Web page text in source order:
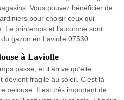
Vous pouvez bénéficier de
pour choisir ceux qui
Le printemps et l’automne sont
gazon en Laviolle 07530.
à Laviolle
passe, et il arrive qu’elle
devient fragile au soleil. C’est là
pelouse. Il est très important de